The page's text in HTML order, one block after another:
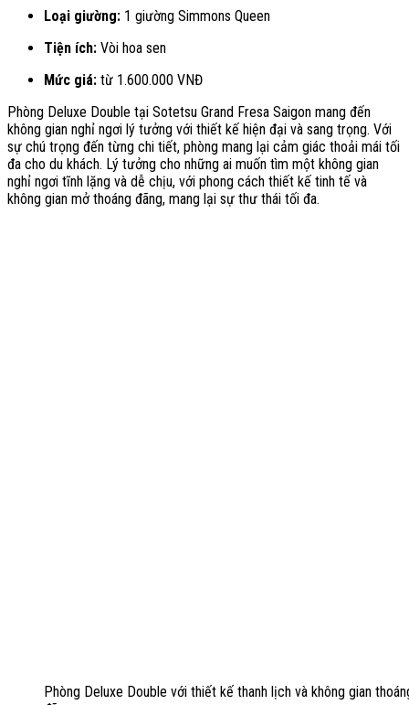
Loại giường: 1 giường Simmons Queen
Tiện ích: Vòi hoa sen
Mức giá: từ 1.600.000 VNĐ
Phòng Deluxe Double tại Sotetsu Grand Fresa Saigon mang đến
không gian nghỉ ngơi lý tưởng với thiết kế hiện đại và sang trọng. Với
sự chú trọng đến từng chi tiết, phòng mang lại cảm giác thoải mái tối
đa cho du khách. Lý tưởng cho những ai muốn tìm một không gian
nghỉ ngơi tĩnh lặng và dễ chịu, với phong cách thiết kế tinh tế và
không gian mở thoáng đãng, mang lại sự thư thái tối đa.
Phòng Deluxe Double với thiết kế thanh lịch và không gian